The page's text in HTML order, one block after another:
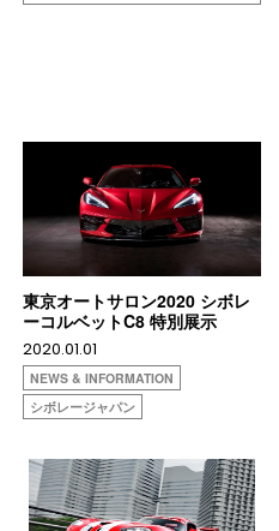
東京オートサロン2020 シボレ
ーコルベットC8 特別展示
2020.01.01
NEWS & INFORMATION
シボレージャパン